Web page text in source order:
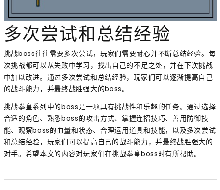
多次尝试和总结经验
挑战boss往往需要多次尝试，玩家们需要耐心并不断总结经验。每
次挑战都可以从失败中学习，找出自己的不足之处，并在下次挑战
中加以改进。通过多次尝试和总结经验，玩家们可以逐渐提高自己
的战斗能力，并最终战胜强大的boss。
挑战拳皇系列中的boss是一项具有挑战性和乐趣的任务。通过选择
合适的角色、熟悉boss的攻击方式、掌握连招技巧、善用防御技
能、观察boss的血量和状态、合理运用道具和技能，以及多次尝试
和总结经验，玩家们可以提高自己的战斗能力，并最终战胜强大的
对手。希望本文的内容对玩家们在挑战拳皇boss时有所帮助。